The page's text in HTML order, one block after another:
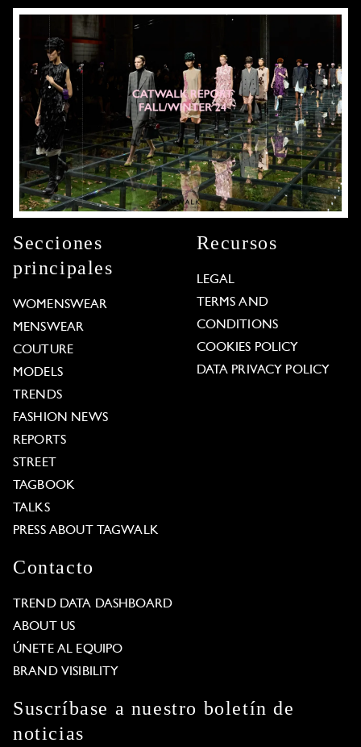
Secciones
principales
WOMENSWEAR
MENSWEAR
COUTURE
MODELS
TRENDS
FASHION NEWS
REPORTS
STREET
TAGBOOK
TALKS
PRESS ABOUT TAGWALK
Recursos
LEGAL
TERMS AND
CONDITIONS
COOKIES POLICY
DATA PRIVACY POLICY
Contacto
TREND DATA DASHBOARD
ABOUT US
ÚNETE AL EQUIPO
BRAND VISIBILITY
Suscríbase a nuestro boletín de
noticias